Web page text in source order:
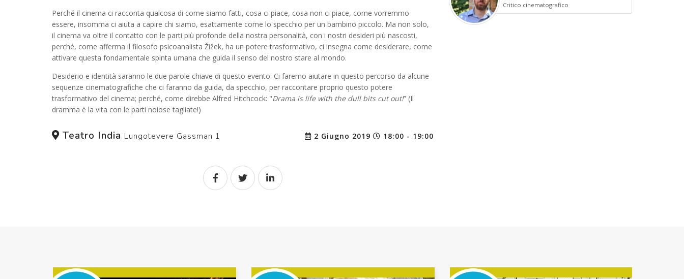
Perché il cinema ci racconta qualcosa di come siamo fatti, cosa ci piace, cosa non ci piace, come vorremmo
essere, insomma ci aiuta a capire chi siamo, esattamente come lo specchio per un bambino piccolo. Ma non solo,
il cinema va oltre il contatto con le parti più profonde della nostra personalità, con i nostri desideri più nascosti,
perché, come afferma il filosofo psicoanalista Žižek, ha un potere trasformativo, ci insegna come desiderare, come
attivare questa fondamentale spinta umana che guida il senso del nostro stare al mondo.
Desiderio e identità saranno le due parole chiave di questo evento. Ci faremo aiutare in questo percorso da alcune
sequenze cinematografiche che ci faranno da guida, da specchio, per raccontare proprio questo potere
trasformativo del cinema; perché, come direbbe Alfred Hitchcock: "Drama is life with the dull bits cut out!” (Il
dramma è la vita con le parti noiose tagliate!)
Teatro India Lungotevere Gassman 1 2 Giugno 2019 18:00 - 19:00
Critico cinematografico